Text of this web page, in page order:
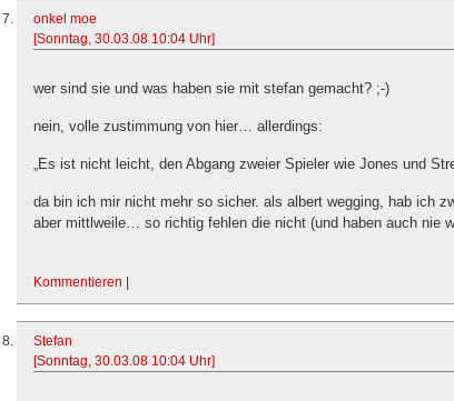
onkel moe
[Sonntag, 30.03.08 10:04 Uhr]
wer sind sie und was haben sie mit stefan gemacht? ;-)
nein, volle zustimmung von hier… allerdings:
„Es ist nicht leicht, den Abgang zweier Spieler wie Jones und
da bin ich mir nicht mehr so sicher. als albert wegging, hab ich
aber mittlweile… so richtig fehlen die nicht (und haben auch nie
Kommentieren
Stefan
[Sonntag, 30.03.08 10:04 Uhr]